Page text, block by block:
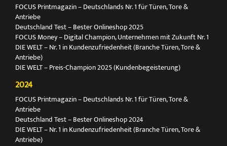
FOCUS Printmagazin – Deutschlands Nr. 1 für Türen, Tore &
Antriebe
Deutschland Test – Bester Onlineshop 2025
FOCUS Money – Digital Champion, Unternehmen mit Zukunft Nr. 1
DIE WELT – Nr. 1 in Kundenzufriedenheit (Branche Türen, Tore &
Antriebe)
DIE WELT – Preis-Champion 2025 (Kundenbegeisterung)
2024
FOCUS Printmagazin – Deutschlands Nr. 1 für Türen, Tore &
Antriebe
Deutschland Test – Bester Onlineshop 2024
DIE WELT – Nr. 1 in Kundenzufriedenheit (Branche Türen, Tore &
Antriebe)